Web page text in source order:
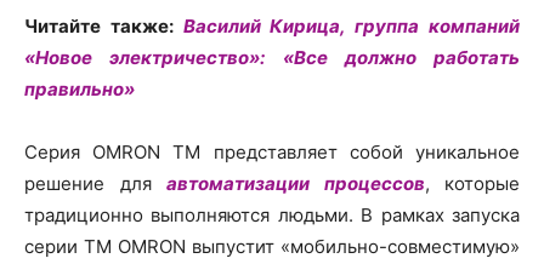
Читайте также: Василий Кирица, группа компаний
«Новое электричество»: «Все должно работать
правильно»
Серия OMRON TM представляет собой уникальное
решение для автоматизации процессов, которые
традиционно выполняются людьми. В рамках запуска
серии TM OMRON выпустит «мобильно-совместимую»